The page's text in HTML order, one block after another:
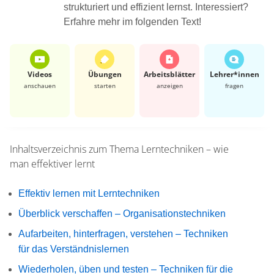
strukturiert und effizient lernst. Interessiert?
Erfahre mehr im folgenden Text!
Videos
anschauen
Übungen
starten
Arbeits­blätter
anzeigen
Lehrer*​innen
fragen
Inhaltsverzeichnis zum Thema Lerntechniken – wie
man effektiver lernt
Effektiv lernen mit Lerntechniken
Überblick verschaffen – Organisationstechniken
Aufarbeiten, hinterfragen, verstehen – Techniken
für das Verständnislernen
Wiederholen, üben und testen – Techniken für die